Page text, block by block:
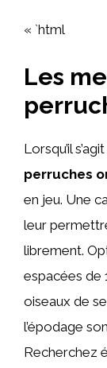
« `html
Les
Lorsqu’il
perruches
en jeu. Une
leur
librement.
espacées de
oiseaux de
l’épodage
Recherchez